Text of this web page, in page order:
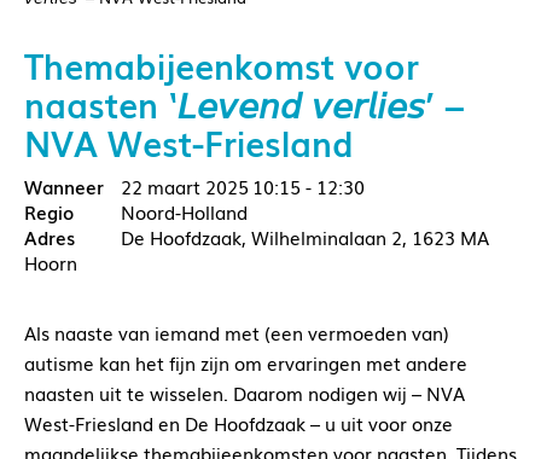
Themabijeenkomst voor
naasten ‘𝘓𝘦𝘷𝘦𝘯𝘥 𝘷𝘦𝘳𝘭𝘪𝘦𝘴’ –
NVA West-Friesland
22 maart 2025 10:15 - 12:30
Noord-Holland
De Hoofdzaak, Wilhelminalaan 2, 1623 MA
Hoorn
Als naaste van iemand met (een vermoeden van)
autisme kan het fijn zijn om ervaringen met andere
naasten uit te wisselen. Daarom nodigen wij – NVA
West-Friesland en De Hoofdzaak – u uit voor onze
maandelijkse themabijeenkomsten voor naasten. Tijdens